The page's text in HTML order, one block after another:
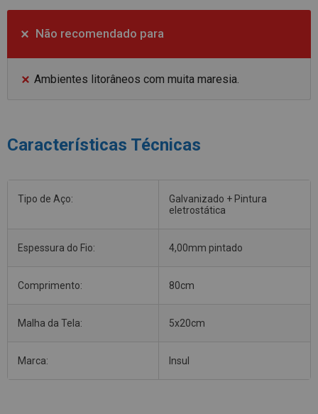
Não recomendado para
Ambientes litorâneos com muita maresia.
Características Técnicas
Tipo de Aço:
Galvanizado + Pintura
eletrostática
Espessura do Fio: 4,00mm pintado
Comprimento: 80cm
Malha da Tela: 5x20cm
Marca: Insul